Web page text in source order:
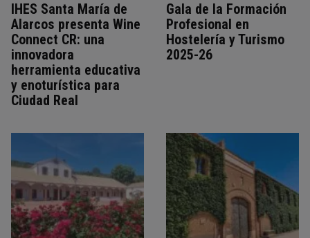
IHES Santa María de
Alarcos presenta Wine
Connect CR: una
innovadora
herramienta educativa
y enoturística para
Ciudad Real
Gala de la Formación
Profesional en
Hostelería y Turismo
2025-26